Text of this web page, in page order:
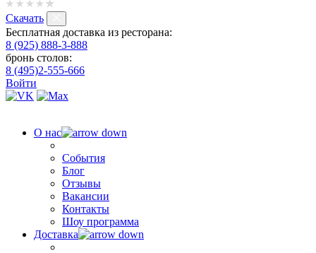
Скачать
Бесплатная доставка из ресторана:
8 (925) 888-3-888
бронь столов:
8 (495)2-555-666
Войти
О нас
События
Блог
Отзывы
Вакансии
Контакты
Шоу программа
Доставка